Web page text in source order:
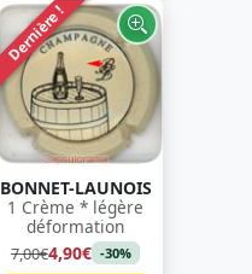
Dernière !
BONNET-LAUNOIS
1 Crème * légère
déformation
7,00€4,90€ -30%